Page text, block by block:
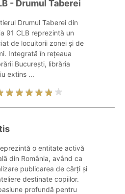
- Drumul Taberei
Drumul Taberei din
91 CLB reprezintă un
de locuitorii zonei și de
Integrată în rețeaua
București, librăria
extins ...
o entitate activă
din România, având ca
publicarea de cărți și
destinate copiilor.
profundă pentru